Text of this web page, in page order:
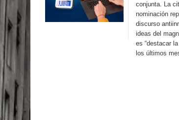
Presidente LMD Víctor D´Aza
Un lunes trágico deja seis jóvenes
Heridos y edificios colapsados
Diputado Félix Michell Rodríguez
conjunta. La
nominación
discurso
ideas del
es “destacar
los últimos